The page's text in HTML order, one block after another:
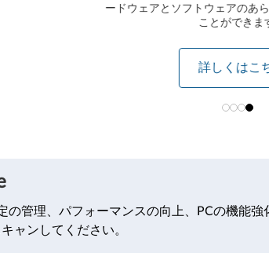
ードウェアとソフトウェアのあ
ことができま
詳しくはこ
の管理、パフォーマンスの向上、PCの機能
ャンしてください。